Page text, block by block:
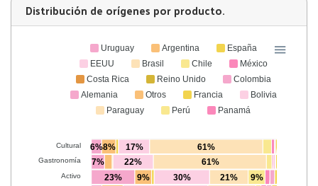
Distribución de orígenes por producto.
Uruguay Argentina
España
EEUU
Brasil Chile
México
Costa Rica
Reino Unido
Colombia
Alemania
Otros Francia
Bolivia
Paraguay
Perú Panamá
Cultural
Gastronomía
Activo
6%
7%
23%
8%
9%
17%
22%
30%
61%
61%
21%
9%